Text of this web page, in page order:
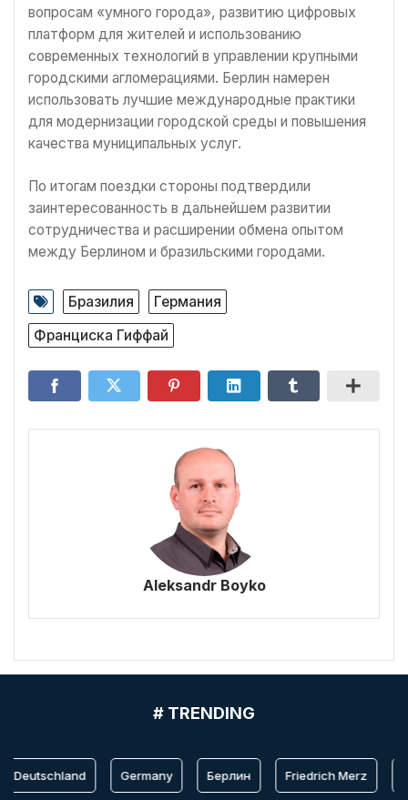
вопросам «умного города», развитию цифровых
платформ для жителей и использованию
современных технологий в управлении крупными
городскими агломерациями. Берлин намерен
использовать лучшие международные практики
для модернизации городской среды и повышения
качества муниципальных услуг.
По итогам поездки стороны подтвердили
заинтересованность в дальнейшем развитии
сотрудничества и расширении обмена опытом
между Берлином и бразильскими городами.
Бразилия
Германия
Франциска Гиффай
Aleksandr Boyko
# TRENDING
Deutschland Germany Берлин Friedrich Merz